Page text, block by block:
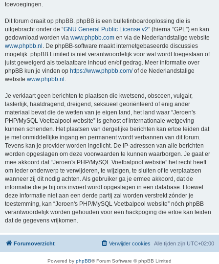
toevoegingen.
Dit forum draait op phpBB. phpBB is een bulletinboardoplossing die is
uitgebracht onder de “GNU General Public License v2” (hierna “GPL”) en kan
gedownload worden via www.phpbb.com en via de Nederlandstalige website
www.phpbb.nl . De phpBB-software maakt internetgebaseerde discussies
mogelijk. phpBB Limited is niet verantwoordelijk voor wat wordt toegestaan of
juist geweigerd als toelaatbare inhoud en/of gedrag. Meer informatie over
phpBB kun je vinden op https://www.phpbb.com/of de Nederlandstalige
website www.phpbb.nl .
Je verklaart geen berichten te plaatsen die kwetsend, obsceen, vulgair,
lasterlijk, haatdragend, dreigend, seksueel georiënteerd of enig ander
materiaal bevat die de wetten van je eigen land, het land waar “Jeroen's
PHP/MySQL Voetbalpool website” is gehost of internationale wetgeving
kunnen schenden. Het plaatsen van dergelijke berichten kan ertoe leiden dat
je met onmiddellijke ingang en permanent wordt verbannen van dit forum.
Tevens kan je provider worden ingelicht. De IP-adressen van alle berichten
worden opgeslagen om deze voorwaarden te kunnen waarborgen. Je gaat er
mee akkoord dat “Jeroen's PHP/MySQL Voetbalpool website” het recht heeft
om ieder onderwerp te verwijderen, te wijzigen, te sluiten of te verplaatsen
wanneer zij dit nodig achten. Als gebruiker ga je ermee akkoord, dat de
informatie die je bij ons invoert wordt opgeslagen in een database. Hoewel
deze informatie niet aan een derde partij zal worden verstrekt zónder je
toestemming, kan “Jeroen's PHP/MySQL Voetbalpool website” nóch phpBB
verantwoordelijk worden gehouden voor een hackpoging die ertoe kan leiden
dat de gegevens vrijkomen.
Forumoverzicht Alle tijden zijn UTC+02:00
Verwijder cookies
Powered by phpBB® Forum Software © phpBB Limited